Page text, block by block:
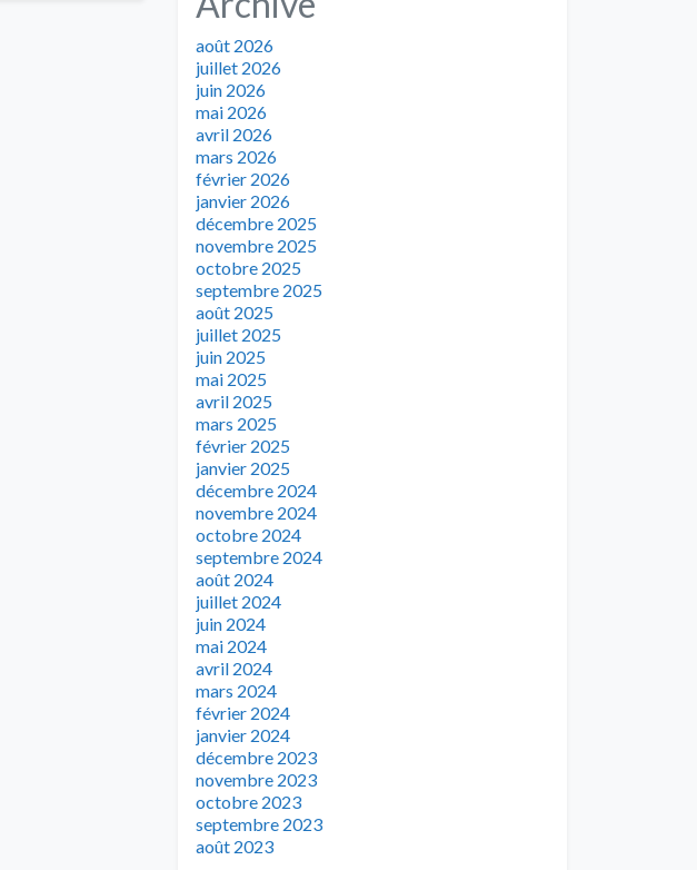
août 2026
juillet 2026
juin 2026
mai 2026
avril 2026
mars 2026
février 2026
janvier 2026
décembre 2025
novembre 2025
octobre 2025
septembre 2025
août 2025
juillet 2025
juin 2025
mai 2025
avril 2025
mars 2025
février 2025
janvier 2025
décembre 2024
novembre 2024
octobre 2024
septembre 2024
août 2024
juillet 2024
juin 2024
mai 2024
avril 2024
mars 2024
février 2024
janvier 2024
décembre 2023
novembre 2023
octobre 2023
septembre 2023
août 2023